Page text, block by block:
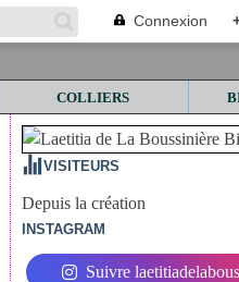
Connexion
COLLIERS
VISITEURS
Depuis la création
INSTAGRAM
Suivre